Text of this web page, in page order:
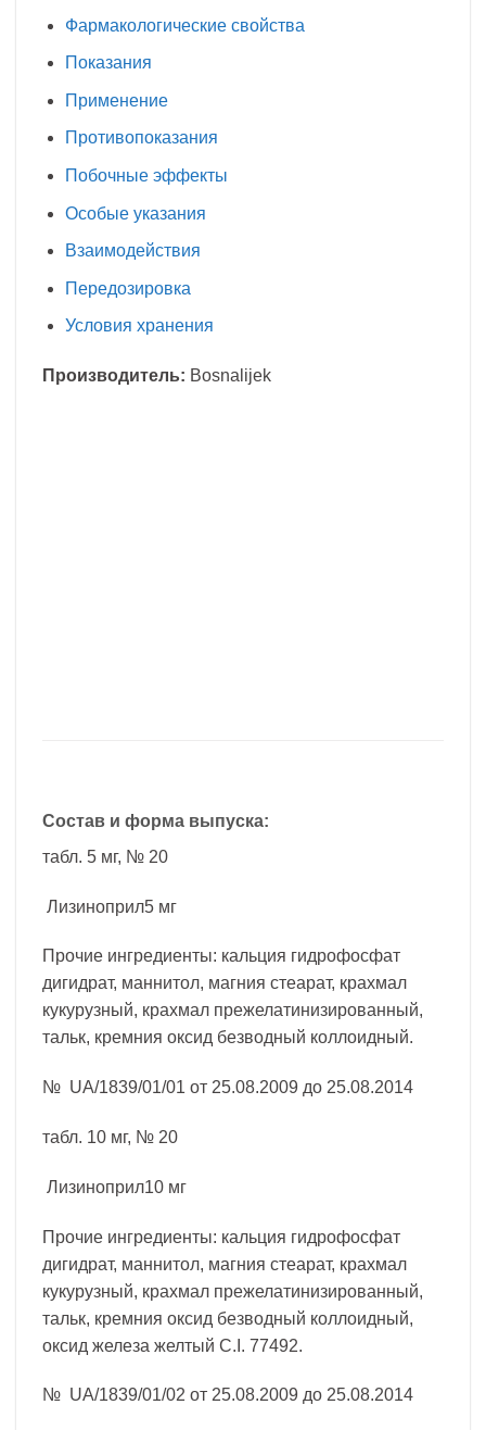
Фармакологические свойства
Показания
Применение
Противопоказания
Побочные эффекты
Особые указания
Взаимодействия
Передозировка
Условия хранения
Производитель: Bosnalijek
Состав и форма выпуска:
табл. 5 мг, № 20
Лизиноприл5 мг
Прочие ингредиенты: кальция гидрофосфат
дигидрат, маннитол, магния стеарат, крахмал
кукурузный, крахмал прежелатинизированный,
тальк, кремния оксид безводный коллоидный.
№ UA/1839/01/01 от 25.08.2009 до 25.08.2014
табл. 10 мг, № 20
Лизиноприл10 мг
Прочие ингредиенты: кальция гидрофосфат
дигидрат, маннитол, магния стеарат, крахмал
кукурузный, крахмал прежелатинизированный,
тальк, кремния оксид безводный коллоидный,
оксид железа желтый С.I. 77492.
№ UA/1839/01/02 от 25.08.2009 до 25.08.2014